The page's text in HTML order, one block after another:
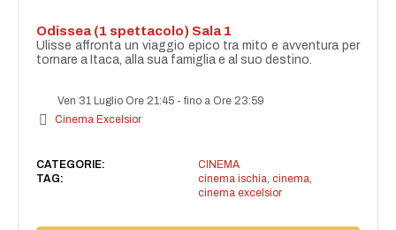
Odissea (1 spettacolo) Sala 1
Ulisse affronta un viaggio epico tra mito e avventura per
tornare a Itaca, alla sua famiglia e al suo destino.
Ven 31 Luglio Ore 21:45 -fino a Ore 23:59
Cinema Excelsior
CATEGORIE:
CINEMA
TAG:
cinema ischia, cinema,
cinema excelsior